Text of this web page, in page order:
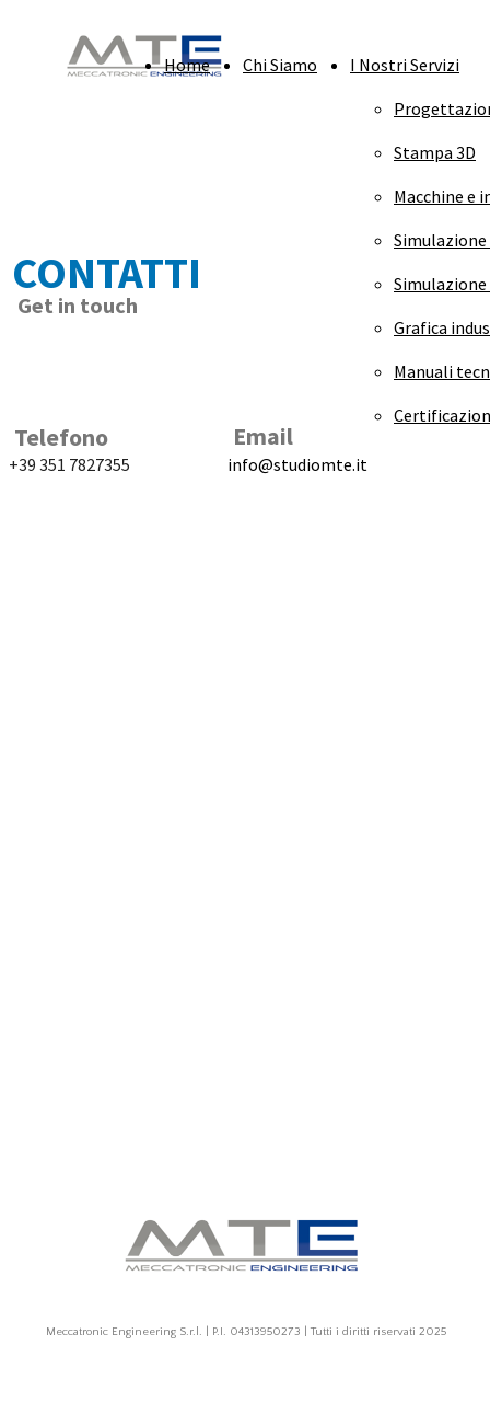
Home Chi Siamo
I Nostri Servizi
Stampa 3D
Macchine e
Simulazione
Simulazione
Grafica
Manuali
Meccatronic Engineering S.r.l. | P.I. 04313950273 | Tutti i diritti riservati 2025
CONTATTI
Get in touch
Email
Telefono
+39 351 7827355 info@studiomte.it